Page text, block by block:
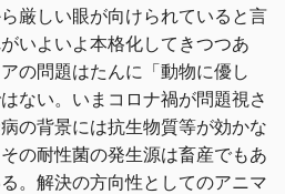
厳しい眼が向けられていると言
いよいよ本格化してきつつあ
の問題はたんに「動物に優し
ない。いまコロナ禍が問題視さ
の背景には抗生物質等が効かな
の耐性菌の発生源は畜産でもあ
。解決の方向性としてのアニマ